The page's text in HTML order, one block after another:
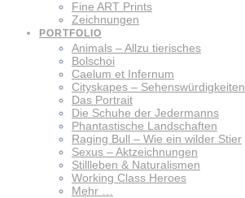
Fine ART Prints
Zeichnungen
PORTFOLIO
Animals – Allzu tierisches
Bolschoi
Caelum et Infernum
Cityskapes – Sehenswürdigkeiten
Das Portrait
Die Schuhe der Jedermanns
Phantastische Landschaften
Raging Bull – Wie ein wilder Stier
Sexus – Aktzeichnungen
Stillleben & Naturalismen
Working Class Heroes
Mehr …